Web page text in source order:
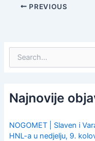
PREVIOUS
c
h
o
r
Najnovije
NOGOMET | Slaven i
HNL-a u nedjelju, 9.